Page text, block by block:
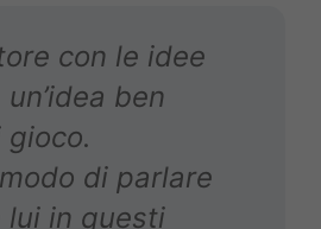
con le idee
ben
di parlare
lui in questi